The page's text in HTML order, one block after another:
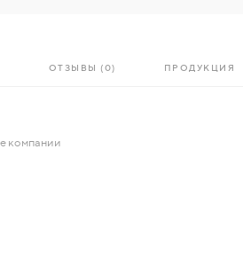
ОТЗЫВЫ (0) ПРОДУКЦИЯ